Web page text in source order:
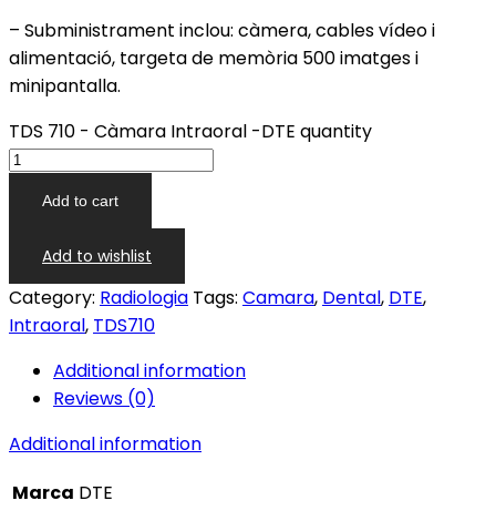
– Subministrament inclou: càmera, cables vídeo i
alimentació, targeta de memòria 500 imatges i
minipantalla.
TDS 710 - Càmara Intraoral -DTE quantity
Add to cart
Add to wishlist
Category: Radiologia Tags: Camara, Dental, DTE,
Intraoral, TDS710
Additional information
Reviews (0)
Additional information
Marca DTE